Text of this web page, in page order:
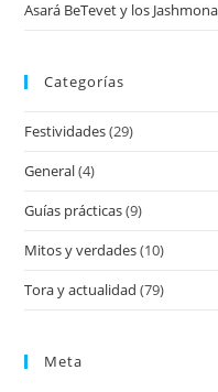
Asará BeTevet y los
Categorías
Festividades(29)
General(4)
Guías prácticas(9)
Mitos y verdades(10)
Tora y actualidad (79)
Meta